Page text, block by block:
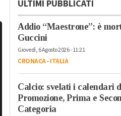
ULTIMI PUBBLICATI
Addio “Maestrone”: è
Guccini
Giovedì, 6 Agosto 2026 - 11:21
CRONACA-ITALIA
Calcio: svelati i calendari
Promozione, Prima e
Categoria